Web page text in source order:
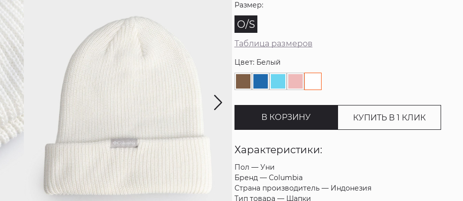
Размер:
O/S
Таблица размеров
Цвет: Белый
В КОРЗИНУ КУПИТЬ В 1 КЛИК
Характеристики:
Пол — Уни
Бренд — Columbia
Страна производитель — Индонезия
Тип товара — Шапки